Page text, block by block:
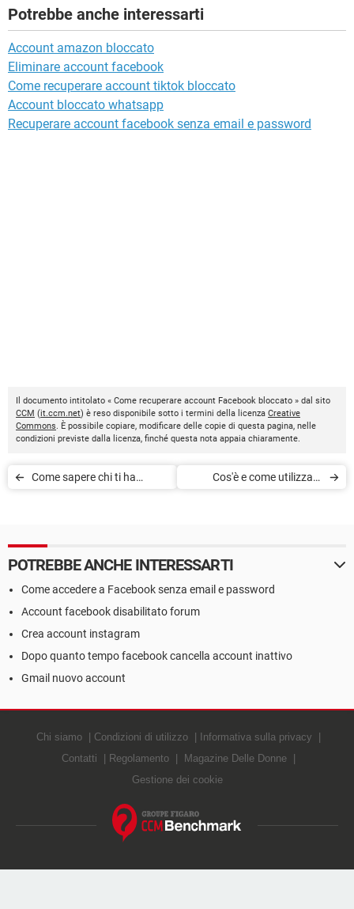
Potrebbe anche interessarti
Account amazon bloccato
Eliminare account facebook
Come recuperare account tiktok bloccato
Account bloccato whatsapp
Recuperare account facebook senza email e password
Il documento intitolato « Come recuperare account Facebook bloccato » dal sito
CCM (it.ccm.net) è reso disponibile sotto i termini della licenza Creative
Commons. È possibile copiare, modificare delle copie di questa pagina, nelle
condizioni previste dalla licenza, finché questa nota appaia chiaramente.
Come sapere chi ti ha
Cos'è e come utilizzare
POTREBBE ANCHE INTERESSARTI
Come accedere a Facebook senza email e password
Account facebook disabilitato forum
Crea account instagram
Dopo quanto tempo facebook cancella account inattivo
Gmail nuovo account
Chi siamo Condizioni di utilizzo
Informativa sulla privacy
Contatti
Regolamento
Magazine Delle Donne
Gestione dei cookie